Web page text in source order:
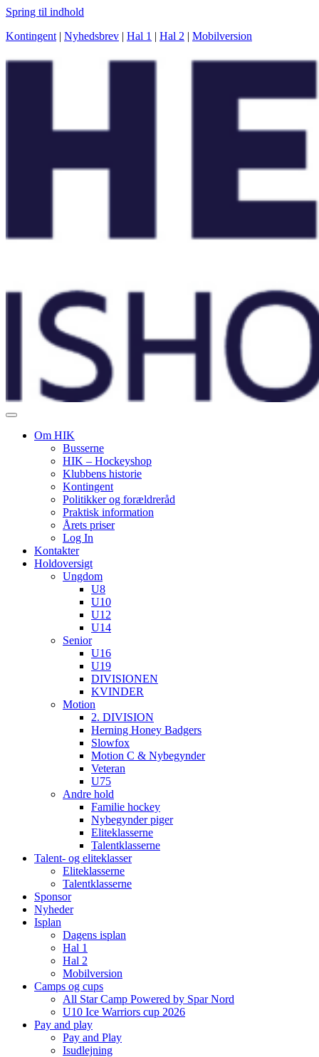
Spring til indhold
Kontingent | Nyhedsbrev | Hal 1 | Hal 2 | Mobilversion
Om HIK
Busserne
HIK – Hockeyshop
Klubbens historie
Kontingent
Politikker og forældreråd
Praktisk information
Årets priser
Log In
Kontakter
Holdoversigt
Ungdom
U8
U10
U12
U14
Senior
U16
U19
DIVISIONEN
KVINDER
Motion
2. DIVISION
Herning Honey Badgers
Slowfox
Motion C & Nybegynder
Veteran
U75
Andre hold
Familie hockey
Nybegynder piger
Eliteklasserne
Talentklasserne
Talent- og eliteklasser
Eliteklasserne
Talentklasserne
Sponsor
Nyheder
Isplan
Dagens isplan
Hal 1
Hal 2
Mobilversion
Camps og cups
All Star Camp Powered by Spar Nord
U10 Ice Warriors cup 2026
Pay and play
Pay and Play
Isudlejning